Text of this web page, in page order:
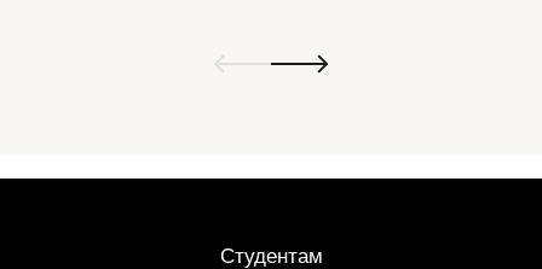
Студентам